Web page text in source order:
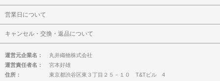
営業日について
キャンセル・交換・返品について
運営元企業名：
丸井織物株式会社
運営責任者名：
宮本好雄
住所：
東京都渋谷区東３丁目２５－１０ T&Tビル 4